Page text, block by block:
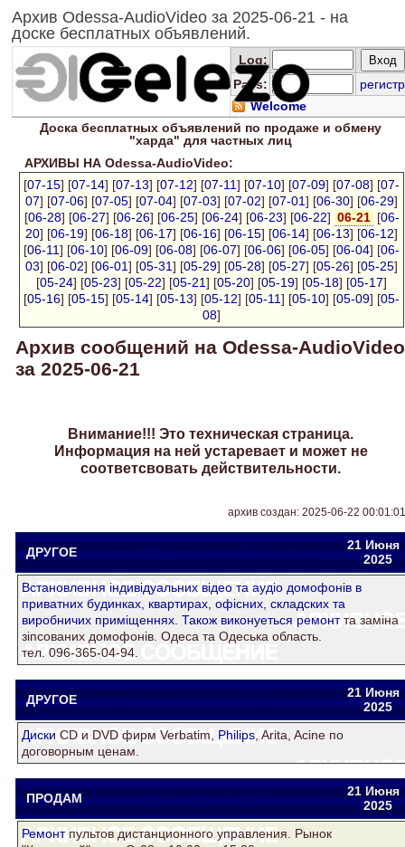
Архив Odessa-AudioVideo за 2025-06-21 - на
доске бесплатных объявлений.
Log:
Pass:
регистр
Welcome
Доска бесплатныхобъявлений по продаже и обмену
"харда" для частных лиц
АРХИВЫ НА Odessa-AudioVideo:
[07-15] [07-14] [07-13] [07-12] [07-11] [07-10] [07-09] [07-08] [07-
07] [07-06] [07-05] [07-04] [07-03] [07-02] [07-01] [06-30] [06-29]
[06-28] [06-27] [06-26] [06-25] [06-24] [06-23] [06-22] 06-21 [06-
20] [06-19] [06-18] [06-17] [06-16] [06-15] [06-14] [06-13] [06-12]
[06-11] [06-10] [06-09] [06-08] [06-07] [06-06] [06-05] [06-04] [06-
03] [06-02] [06-01] [05-31] [05-29] [05-28] [05-27] [05-26] [05-25]
[05-24] [05-23] [05-22] [05-21] [05-20] [05-19] [05-18] [05-17]
[05-16] [05-15] [05-14] [05-13] [05-12] [05-11] [05-10] [05-09] [05-
08]
Архив сообщений на Odessa-AudioVideo
за 2025-06-21
Внимание!!! Это техническая страница.
Информация на ней устаревает и может не
соответсвовать действительности.
архив создан: 2025-06-22 00:01:01
ДРУГОЕ Zidane1953 satkatraktor2013@ukr.net
21 Июня
2025
Встановлення iндивiдуальних вiдео та аудiо домофонiв в
приватних будинках, квартирах, офiсних, складских та
виробничих примiщеннях. Також виконуеться ремонтта замiна
зiпсованих домофонiв. Одеса та Одеська область.
тел. 096-365-04-94.
ДРУГОЕ Андрей satkatraktor2013@ukr.net
21 Июня
2025
Диски СD и DVD фирм Verbatim, Philips , Arita, Acine по
договорным ценам.
ПРОДАМ Zidane1953 satkatraktor2013@ukr.net
21 Июня
2025
Ремонтпультов дистанционного управления. Рынок